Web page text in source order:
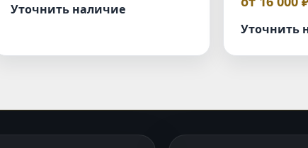
Уточнить наличие
Уточнить